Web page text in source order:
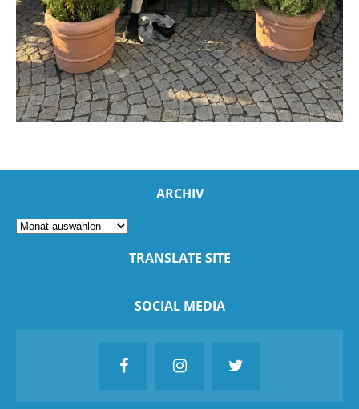
ARCHIV
TRANSLATE SITE
SOCIAL MEDIA